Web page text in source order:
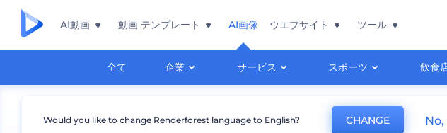
AI動画 動画 テンプレート AI画像
全て 企業 サービス スポーツ 飲食
ウエブサイト ツール
Would you like to change Renderforest language to English? CHANGE